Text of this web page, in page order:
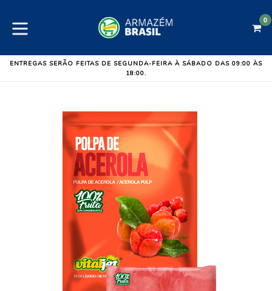
0
ENTREGAS SERÃO FEITAS DE SEGUNDA-FEIRA À SÁBADO DAS 09:00 ÀS
18:00.